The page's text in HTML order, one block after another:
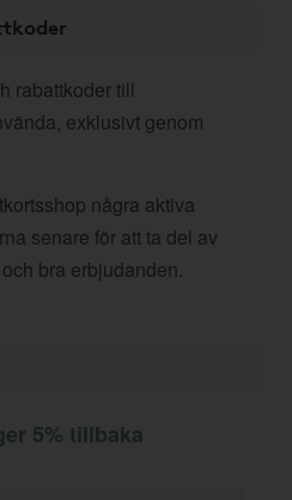
rabattkoder till
exklusivt genom
några aktiva
senare för att ta del av
bra erbjudanden.
5% tillbaka